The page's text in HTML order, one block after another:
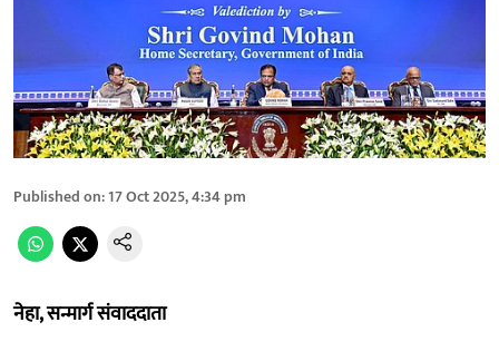
Published on:17 Oct 2025, 4:34 pm
नेहा, सन्मार्ग संवाददाता